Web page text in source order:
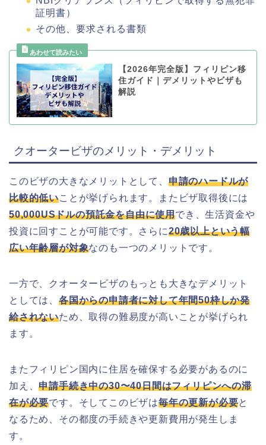
証明書）
その他、要求される書類
【2026年完全版】フィリピン移
住ガイド｜デメリットやビザも
解説
クオータービザのメリット・デメリット
このビザの大きなメリットとして、 申請のハードルが
比較的低いことが挙げられます。またビザ取得後には
50,000USドルの預託金を自由に使用でき、生活資金や
投資に回すことが可能です。さらに20歳以上という幅
広い年齢層が対象なのも一つのメリットです。
一方で、クオータービザのもっとも大きなデメリット
としては、 各国からの申請者に対して年間50枠しか発
給されないため、取得の難易度が高いことが挙げられ
ます。
またフィリピン国内に住居を確保する必要があるのに
加え、申請手続き中の30〜40日間はフィリピンへの滞
在が必要です。そしてこのビザは毎年の更新が必要と
なるため、その都度の手続きや更新費用が発生しま
す。